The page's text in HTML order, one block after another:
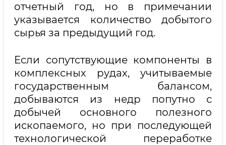
отчетный год, но в примечании
указывается количество добытого
сырья за предыдущий год.
Если сопутствующие компоненты в
комплексных рудах, учитываемые
государственным балансом,
добываются из недр попутно с
добычей основного полезного
ископаемого, но при последующей
технологической переработке